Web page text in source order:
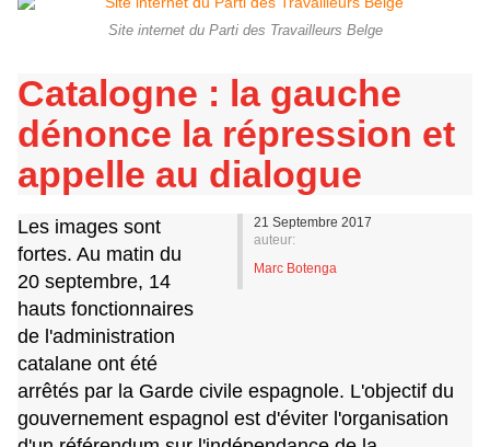
Site internet du Parti des Travailleurs Belge
Catalogne : la gauche
dénonce la répression et
appelle au dialogue
21 Septembre 2017
auteur:
Marc Botenga
Les images sont
fortes. Au matin du
20 septembre, 14
hauts fonctionnaires
de l'administration
catalane ont été
arrêtés par la Garde civile espagnole. L'objectif du
gouvernement espagnol est d'éviter l'organisation